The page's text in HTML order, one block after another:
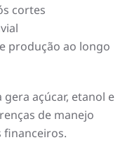
cortes
produção ao longo
açúcar, etanol e
de manejo
financeiros.